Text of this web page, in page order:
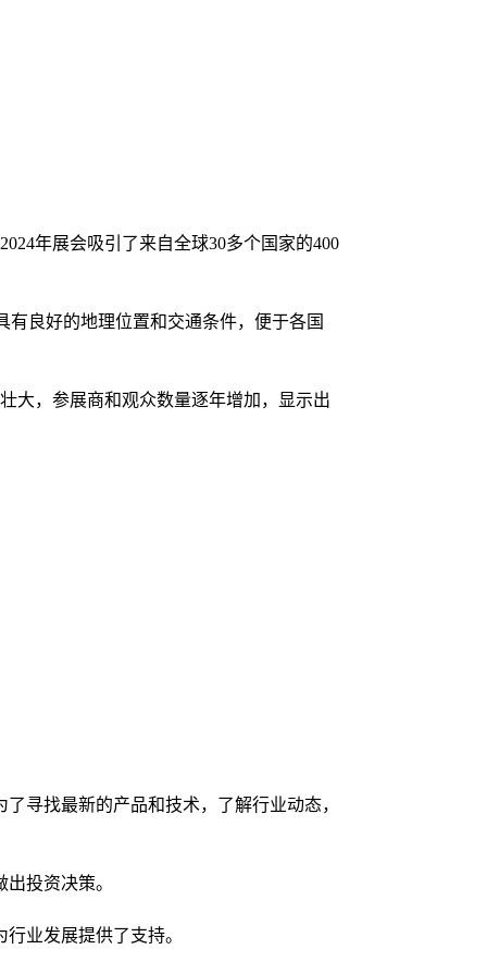
年展会吸引了来自全球30多个国家的400
良好的地理位置和交通条件，便于各国
大，参展商和观众数量逐年增加，显示出
寻找最新的产品和技术，了解行业动态，
投资决策。
业发展提供了支持。